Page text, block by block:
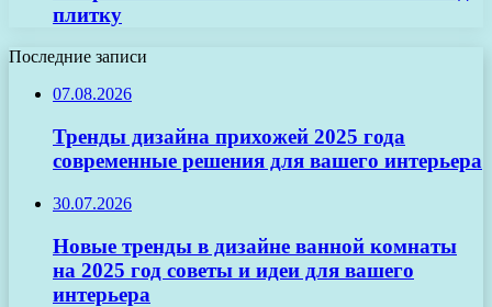
плитку
Последние записи
07.08.2026
Тренды дизайна прихожей 2025 года
современные решения для вашего интерьера
30.07.2026
Новые тренды в дизайне ванной комнаты
на 2025 год советы и идеи для вашего
интерьера